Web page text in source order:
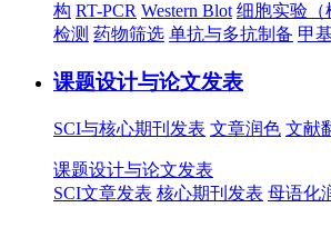
构 RT-PCR Western Blot 细胞实验（
检测 药物筛选 单抗与多抗制备 甲
课题设计与论文发表
SCI与核心期刊发表 文章润色 文献
课题设计与论文发表
SCI文章发表 核心期刊发表 母语化